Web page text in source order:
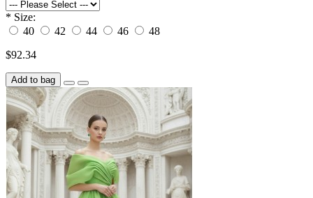
* Size:
40
42 44 46
48
$92.34
Add to bag